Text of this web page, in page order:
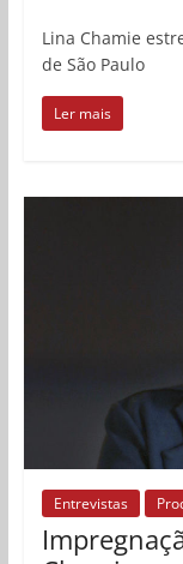
Lina Chamie
de São Paulo
Ler mais
Entrevistas